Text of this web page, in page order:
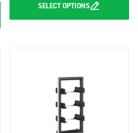
SELECTOPTIONS